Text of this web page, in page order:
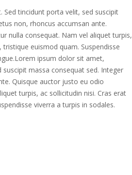
tincidunt porta velit, sed suscipit
non, rhoncus accumsan ante.
nulla consequat. Nam vel aliquet turpis,
euismod quam. Suspendisse
ipsum dolor sit amet,
massa consequat sed. Integer
Quisque auctor justo eu odio
turpis, ac sollicitudin nisi. Cras erat
viverra a turpis in sodales.